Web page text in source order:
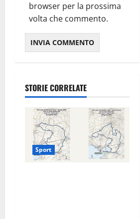
browser per la prossima
volta che commento.
STORIE CORRELATE
Sport